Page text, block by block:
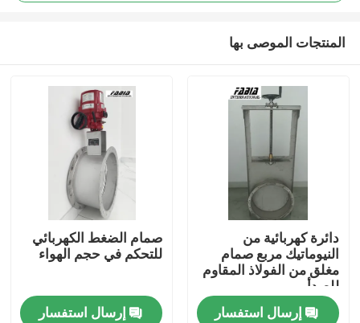
المنتجات الموصى بها
دائرة كهربائية من
النيوماتيك مربع صمام
مغلق من الفولاذ المقاوم
للصدأ
إرسال استفسار
صمام الضغط الكهربائي
للتحكم في حجم الهواء
إرسال استفسار